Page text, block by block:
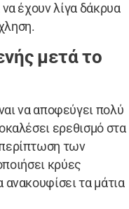
έχουν λίγα δάκρυα
μετά το
να αποφεύγει πολύ
ερεθισμό στα
των
κρύες
τα μάτια